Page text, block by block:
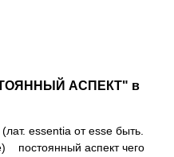
АСПЕКТ" в
essentia от esse быть.
постоянный аспект чего